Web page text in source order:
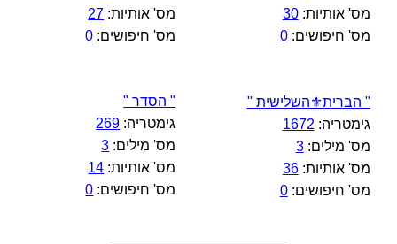
מס' אותיות:30
מס' חיפושים:0
מס' אותיות: 27
מס' חיפושים: 0
" הברית⚜️השלישית "
גימטריה: 1672
מס' מילים:3
מס' אותיות:36
מס' חיפושים:0
" הסדר "
גימטריה: 269
מס' מילים: 3
מס' אותיות: 14
מס' חיפושים: 0